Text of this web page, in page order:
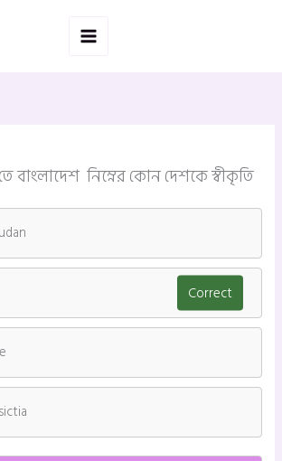
বাংলাদেশ নিম্নের কোন দেশকে স্বীকৃতি
Correct